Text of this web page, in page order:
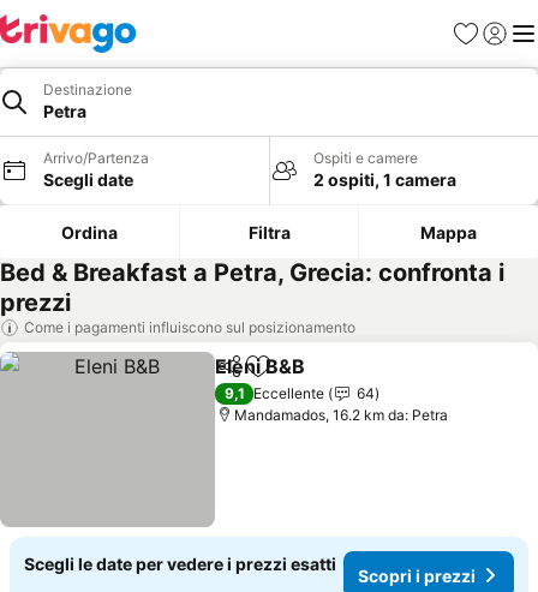
PreferitiAccedi
Destinazione
Petra
Arrivo/Partenza
Scegli date
Ospiti e camere
2 ospiti, 1 camera
Ordina Filtra Mappa
Bed & Breakfast a Petra, Grecia: confronta i
prezzi
Come i pagamenti influiscono sul posizionamento
CondividiAggiungi ai preferiti
Eleni B&B
9,1 Eccellente
64
Mandamados, 16.2 km da: Petra
Scegli le date per vedere i prezzi esatti
Scopri i prezzi